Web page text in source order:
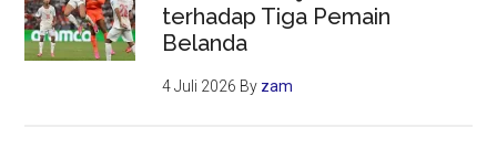
terhadap Tiga Pemain
Belanda
4 Juli 2026 By zam